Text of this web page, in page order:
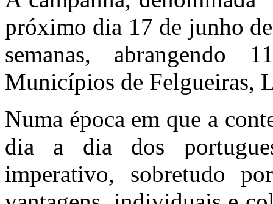
próximo dia 17 de junho
semanas, abrangendo
Municípios de Felgueiras,
Numa época em que a
dia a dia dos
imperativo, sobretudo